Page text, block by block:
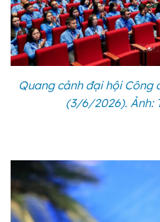
Quang cảnh đại hội
(3/6/2026). Ảnh: